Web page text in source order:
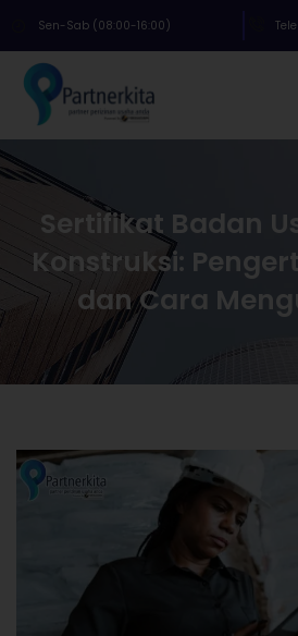
Sen-Sab (08:00-16:00)
Sertifikat Badan
Konstruksi:
dan Cara